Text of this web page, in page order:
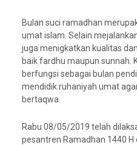
Bulan suci ramadhan
umat islam. Selain
juga menigkatkan kualitas
baik fardhu maupun sunnah.
berfungsi sebagai bulan
mendidik ruhaniyah umat
bertaqwa.
Rabu 08/05/2019 telah
pesantren Ramadhan 1440